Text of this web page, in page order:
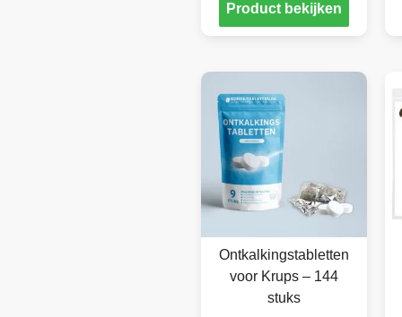
Product bekijken
Ontkalkingstabletten
voor Krups – 144
stuks